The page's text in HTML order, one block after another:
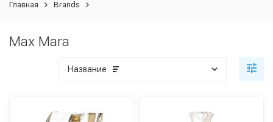
Главная Brands
Max Mara
Название